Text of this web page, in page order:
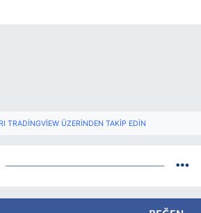
TRADINGVIEW ÜZERINDEN TAKIP EDIN